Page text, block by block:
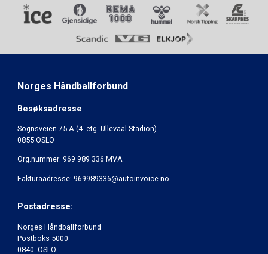
Norges Håndballforbund
Besøksadresse
Sognsveien 75 A (4. etg. Ullevaal Stadion)
0855 OSLO
Org.nummer: 969 989 336 MVA
Fakturaadresse: 969989336@autoinvoice.no
Postadresse:
Norges Håndballforbund
Postboks 5000
0840 OSLO